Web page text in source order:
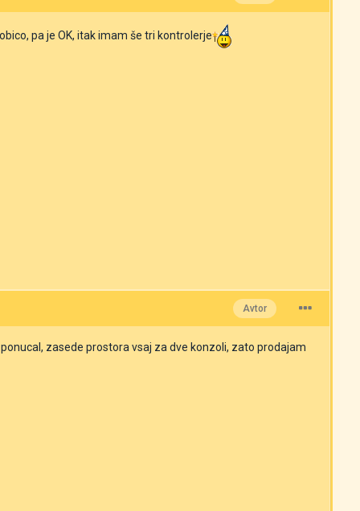
pa je OK, itak imam še tri kontrolerje
Avtor
zasede prostora vsaj za dve konzoli, zato prodajam